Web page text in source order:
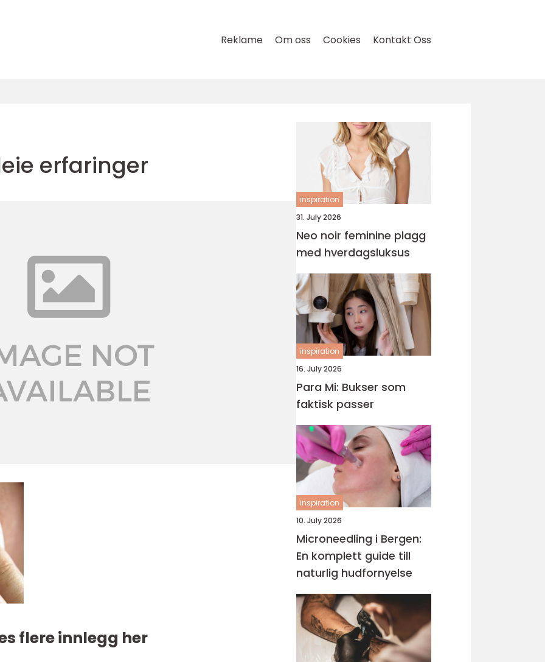
Reklame Om oss Cookies Kontakt Oss
erfaringer
flere innlegg her
inspiration
31. July 2026
Neo noir feminine plagg
med hverdagsluksus
inspiration
16. July 2026
Para Mi: Bukser som
faktisk passer
inspiration
10. July 2026
Microneedling i Bergen:
En komplett guide till
naturlig hudfornyelse